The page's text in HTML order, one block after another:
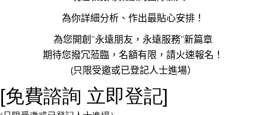
為你詳細分析、作出最貼心安排！
為您開創”永遠朋友，永遠服務”新篇章
期待您撥冗蒞臨，名額有限，請火速報名！
(只限受邀或已登記人士進場）